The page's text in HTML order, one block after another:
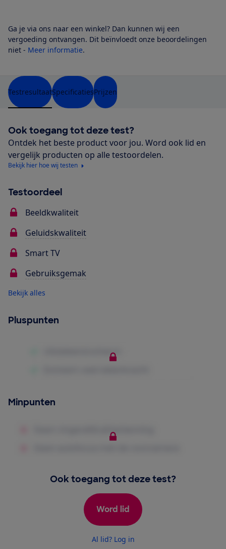
Ga je via ons naar een winkel? Dan kunnen wij een
vergoeding ontvangen. Dit beïnvloedt onze beoordelingen
niet - Meer informatie.
TestresultaatSpecificatiesPrijzen
Ook toegang tot deze test?
Ontdek het beste product voor jou. Word ook lid en
vergelijk producten op alle testoordelen.
Bekijk hier hoe wij testen
Testoordeel
Beeldkwaliteit
Geluidskwaliteit
Smart TV
Gebruiksgemak
Bekijk alles
Pluspunten
Minpunten
Ook toegang tot deze test?
Word lid
Al lid? Log in